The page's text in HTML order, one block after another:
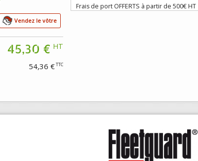
Vendez le vôtre
45,30 € HT
54,36 €TTC
Frais de port OFFERTS à partir de 500€ HT